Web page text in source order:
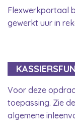
Flexwerkportaal
gewerkt uur in
Voor deze
toepassing. Zie
algemene